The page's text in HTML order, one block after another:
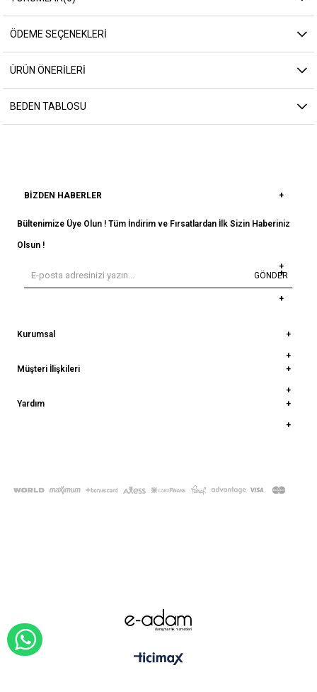
ÖDEME SEÇENEKLERI
ÜRÜN ÖNERILERI
BEDEN TABLOSU
BIZDEN HABERLER
Bültenimize Üye Olun ! Tüm İndirim ve Fırsatlardan İlk Sizin Haberiniz
Olsun !
GÖNDER
Kurumsal
Müşteri İlişkileri
Yardım